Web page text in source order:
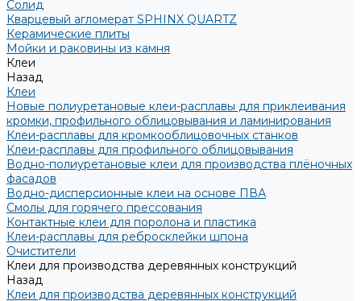
Солид
Кварцевый агломерат SPHINX QUARTZ
Керамические плиты
Мойки и раковины из камня
Клеи
Назад
Клеи
Новые полиуретановые клеи-расплавы для приклеивания
кромки, профильного облицовывания и ламинирования
Клеи-расплавы для кромкооблицовочных станков
Клеи-расплавы для профильного облицовывания
Водно-полиуретановые клеи для производства плёночных
фасадов
Водно-дисперсионные клеи на основе ПВА
Смолы для горячего прессования
Контактные клеи для поролона и пластика
Клеи-расплавы для ребросклейки шпона
Очистители
Клеи для производства деревянных конструкций
Назад
Клеи для производства деревянных конструкций